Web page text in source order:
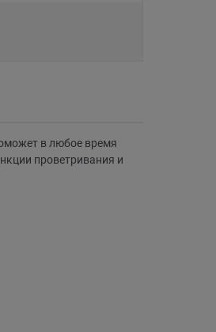
в любое время
проветривания и